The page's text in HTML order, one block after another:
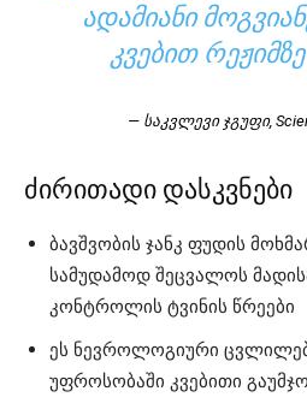
ᲐᲓᲐᲛᲘᲐᲜᲘ
ᲙᲕᲔᲑᲘᲗ
— საკვლევი ჯგუფი,
ძირითადი დასკვნები
ბავშვობის ჯანკ ფუდის
სამუდამოდ შეცვალოს
კონტროლის ტვინის წრეები
ეს ნევროლოგიური
უფროსობაში კვებითი